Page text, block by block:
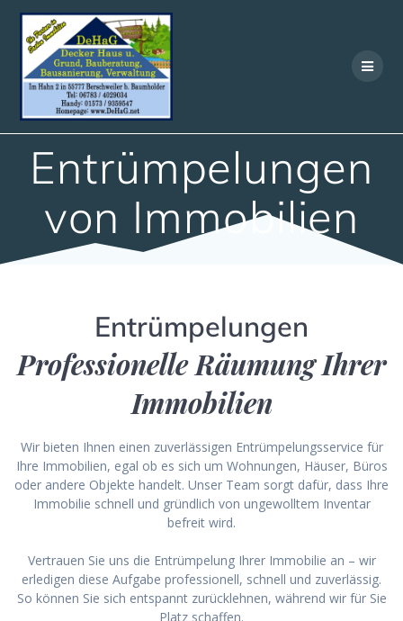
Entrümpelungen
von Immobilien
Entrümpelungen
Professionelle Räumung Ihrer
Immobilien
Wir bieten Ihnen einen zuverlässigen Entrümpelungsservice für
Ihre Immobilien, egal ob es sich um Wohnungen, Häuser, Büros
oder andere Objekte handelt. Unser Team sorgt dafür, dass Ihre
Immobilie schnell und gründlich von ungewolltem Inventar
befreit wird.
Vertrauen Sie uns die Entrümpelung Ihrer Immobilie an – wir
erledigen diese Aufgabe professionell, schnell und zuverlässig.
So können Sie sich entspannt zurücklehnen, während wir für Sie
Platz schaffen.